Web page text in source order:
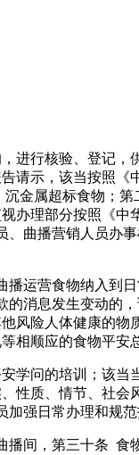
行核验、登记，
请示，该当按照
金属超标食物；
办理部分按照《
曲播营销人员办
运营食物纳入到
消息发生变动的
风险人体健康的
相顺应的食物平安
问的培训；该当
性质、情节、社
强日常办理和规范
，第三十条 食